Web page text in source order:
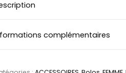
complémentaires